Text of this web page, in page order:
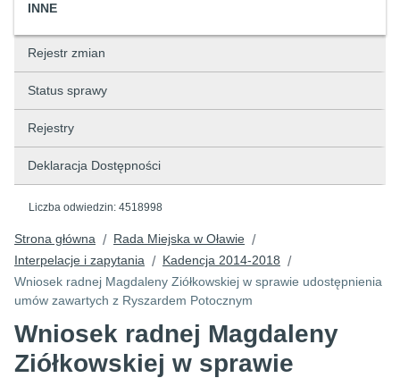
INNE
Rejestr zmian
Status sprawy
Rejestry
Deklaracja Dostępności
Liczba odwiedzin: 4518998
Strona główna / Rada Miejska w Oławie /
Interpelacje i zapytania / Kadencja 2014-2018 /
Wniosek radnej Magdaleny Ziółkowskiej w sprawie udostępnienia
umów zawartych z Ryszardem Potocznym
Wniosek radnej Magdaleny
Ziółkowskiej w sprawie